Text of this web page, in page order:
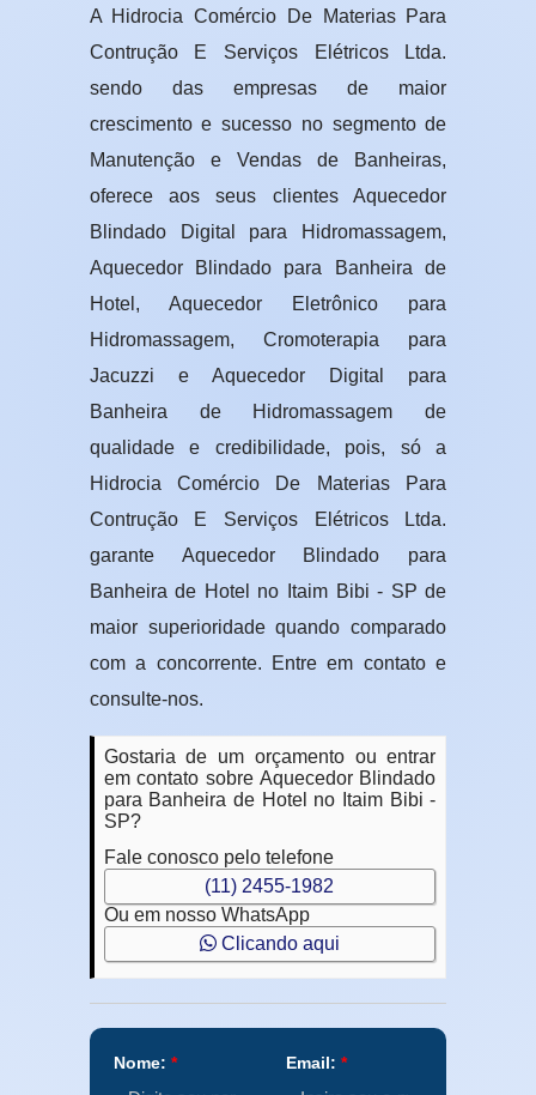
A Hidrocia Comércio De Materias Para
Contrução E Serviços Elétricos Ltda.
sendo das empresas de maior
crescimento e sucesso no segmento de
Manutenção e Vendas de Banheiras,
oferece aos seus clientes Aquecedor
Blindado Digital para Hidromassagem,
Aquecedor Blindado para Banheira de
Hotel, Aquecedor Eletrônico para
Hidromassagem, Cromoterapia para
Jacuzzi e Aquecedor Digital para
Banheira de Hidromassagem de
qualidade e credibilidade, pois, só a
Hidrocia Comércio De Materias Para
Contrução E Serviços Elétricos Ltda.
garante Aquecedor Blindado para
Banheira de Hotel no Itaim Bibi - SP de
maior superioridade quando comparado
com a concorrente. Entre em contato e
consulte-nos.
Gostaria de um orçamento ou entrar
em contato sobre Aquecedor Blindado
para Banheira de Hotel no Itaim Bibi -
SP?
Fale conosco pelo telefone
(11) 2455-1982
Ou em nosso WhatsApp
Clicando aqui
Nome: * Email: *